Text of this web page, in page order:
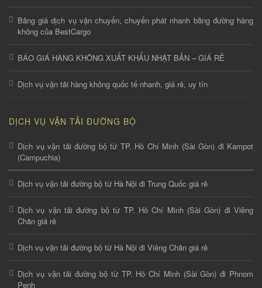
Bảng giá dịch vụ vận chuyển, chuyển phát nhanh bằng đường hàng
không của BestCargo
BÁO GIÁ HÀNG KHÔNG XUẤT KHẨU NHẬT BẢN – GIÁ RẺ
Dịch vụ vận tải hàng không quốc tế nhanh, giá rẻ, uy tín
DỊCH VỤ VẬN TẢI ĐƯỜNG BỘ
Dịch vụ vận tải đường bộ từ TP. Hồ Chí Minh (Sài Gòn) đi Kampot
(Campuchia)
Dịch vụ vận tải đường bộ từ Hà Nội đi Trung Quốc giá rẻ
Dịch vụ vận tải đường bộ từ TP. Hồ Chí Minh (Sài Gòn) đi Viêng
Chăn giá rẻ
Dịch vụ vận tải đường bộ từ Hà Nội đi Viêng Chăn giá rẻ
Dịch vụ vận tải đường bộ từ TP. Hồ Chí Minh (Sài Gòn) đi Phnom
Penh